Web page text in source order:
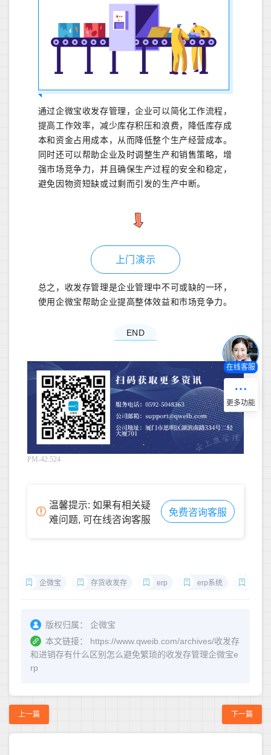
通过企微宝收发存管理，企业可以简化工作流程，
提高工作效率，减少库存积压和浪费，降低库存成
本和资金占用成本，从而降低整个生产经营成本。
同时还可以帮助企业及时调整生产和销售策略，增
强市场竞争力，并且确保生产过程的安全和稳定，
避免因物资短缺或过剩而引发的生产中断。
上门演示
总之，收发存管理是企业管理中不可或缺的一环，
使用企微宝帮助企业提高整体效益和市场竞争力。
END
PM-42.524
温馨提示: 如果有相关疑
难问题, 可在线咨询客服
免费咨询客服
企微宝 存货收发存 erp erp系统
版权归属：
企微宝
本文链接：
https://www.qweib.com/archives/收发存
和进销存有什么区别怎么避免繁琐的收发存管理企微宝e
rp
上一篇 下一篇
在线客服